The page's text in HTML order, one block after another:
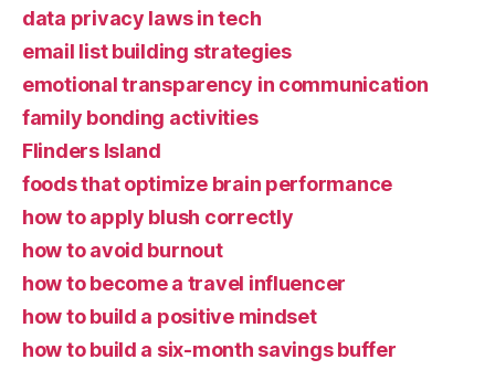
data privacy laws in tech
email list building strategies
emotional transparency in communication
family bonding activities
Flinders Island
foods that optimize brain performance
how to apply blush correctly
how to avoid burnout
how to become a travel influencer
how to build a positive mindset
how to build a six-month savings buffer